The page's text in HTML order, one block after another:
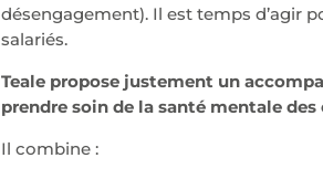
désengagement). Il est temps d’agir
salariés.
Teale propose justement un
prendre soin de la santé mentale
Il combine :